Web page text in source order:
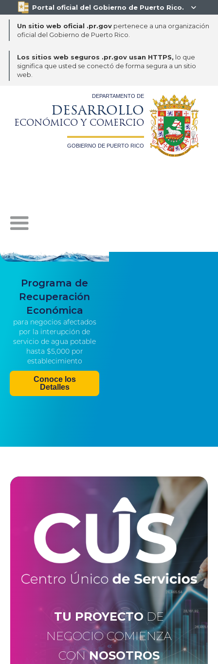
Portal oficial del Gobierno de Puerto Rico. 
Un sitio web oficial .pr.govpertenece a una organización
oficial del Gobierno de Puerto Rico.
Los sitios web seguros .pr.gov usan HTTPS, lo que
significa que usted se conectó de forma segura a un sitio
web.
DEPARTAMENTO DE
DESARROLLO
ECONÓMICO Y COMERCIO
GOBIERNO DE PUERTO RICO
Programa de
Recuperación
Económica
para negocios afectados
por la interupción de
servicio de agua potable
hasta $5,000 por
establecimiento
Conoce los
Detalles
TU PROYECTODE
NEGOCIO COMIENZA
CONNOSOTROS